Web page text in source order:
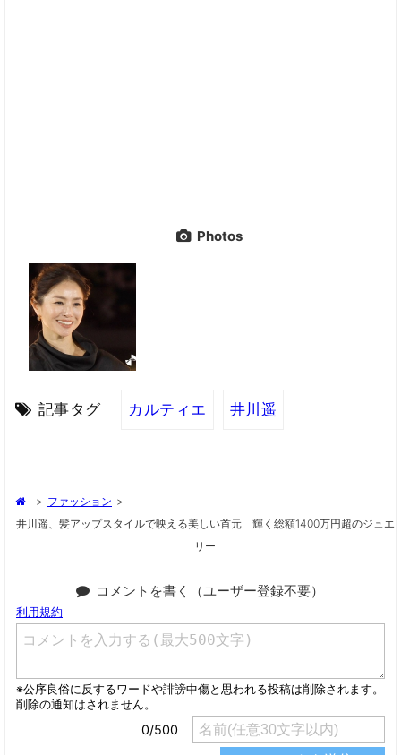
Photos
記事タグ カルティエ 井川遥
> ファッション >
井川遥、髪アップスタイルで映える美しい首元 輝く総額1400万円超のジュエ
リー
コメントを書く（ユーザー登録不要）